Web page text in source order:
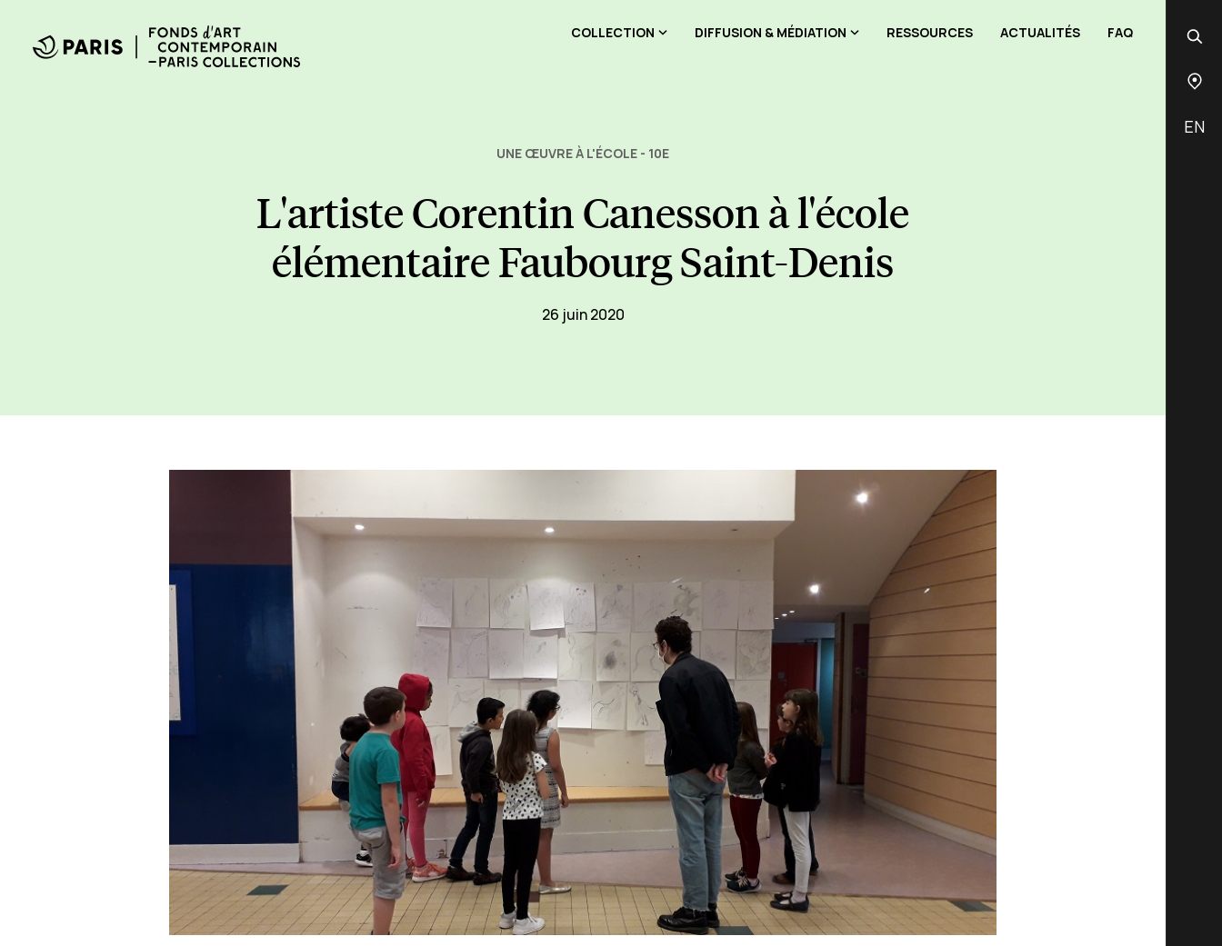
EN
COLLECTION DIFFUSION & MÉDIATION RESSOURCES ACTUALITÉS FAQ
UNE ŒUVRE À L'ÉCOLE - 10E
L'artiste Corentin Canesson à l'école
élémentaire Faubourg Saint-Denis
26 juin 2020